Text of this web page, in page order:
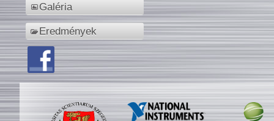
Galéria
Eredmények